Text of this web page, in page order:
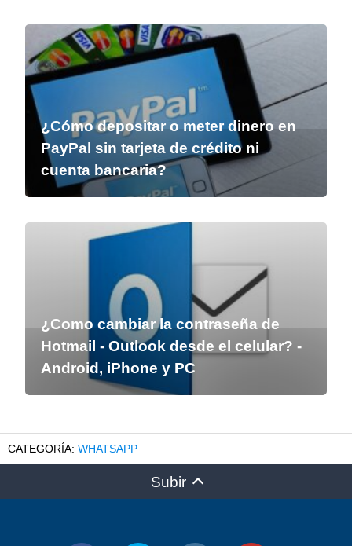
¿Cómo depositar o meter dinero en
PayPal sin tarjeta de crédito ni
cuenta bancaria?
¿Como cambiar la contraseña de
Hotmail - Outlook desde el celular? -
Android, iPhone y PC
WHATSAPP
Subir